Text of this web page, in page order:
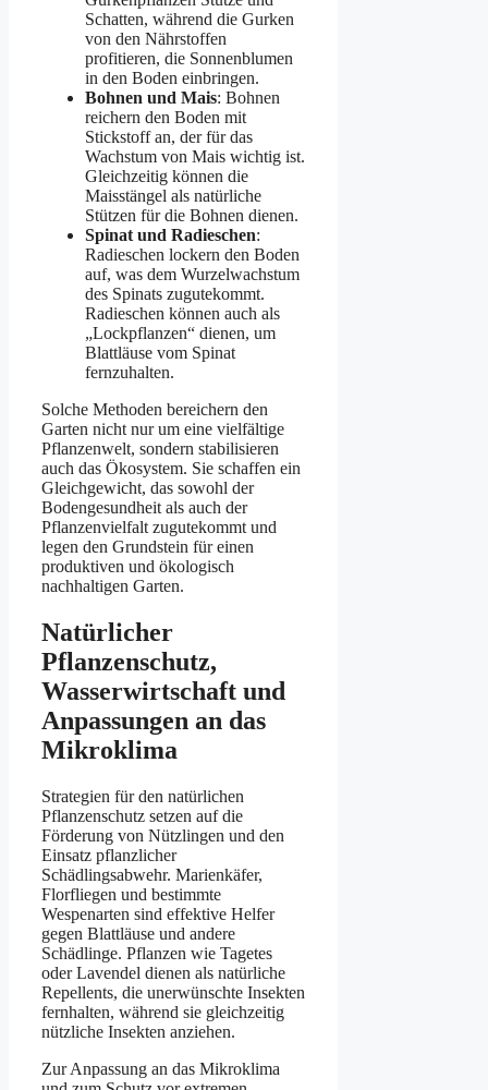
Schatten, während die Gurken
von den Nährstoffen
profitieren, die Sonnenblumen
in den Boden einbringen.
Bohnen und Mais: Bohnen
reichern den Boden mit
Stickstoff an, der für das
Wachstum von Mais wichtig ist.
Gleichzeitig können die
Maisstängel als natürliche
Stützen für die Bohnen dienen.
Spinat und Radieschen:
Radieschen lockern den Boden
auf, was dem Wurzelwachstum
des Spinats zugutekommt.
Radieschen können auch als
„Lockpflanzen“ dienen, um
Blattläuse vom Spinat
fernzuhalten.
Solche Methoden bereichern den
Garten nicht nur um eine vielfältige
Pflanzenwelt, sondern stabilisieren
auch das Ökosystem. Sie schaffen ein
Gleichgewicht, das sowohl der
Bodengesundheit als auch der
Pflanzenvielfalt zugutekommt und
legen den Grundstein für einen
produktiven und ökologisch
nachhaltigen Garten.
Natürlicher
Pflanzenschutz,
Wasserwirtschaft und
Anpassungen an das
Mikroklima
Strategien für den natürlichen
Pflanzenschutz setzen auf die
Förderung von Nützlingen und den
Einsatz pflanzlicher
Schädlingsabwehr. Marienkäfer,
Florfliegen und bestimmte
Wespenarten sind effektive Helfer
gegen Blattläuse und andere
Schädlinge. Pflanzen wie Tagetes
oder Lavendel dienen als natürliche
Repellents, die unerwünschte Insekten
fernhalten, während sie gleichzeitig
nützliche Insekten anziehen.
Zur Anpassung an das Mikroklima